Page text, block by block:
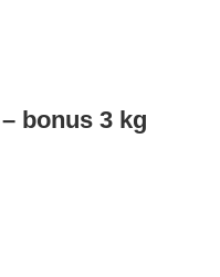
bonus 3 kg